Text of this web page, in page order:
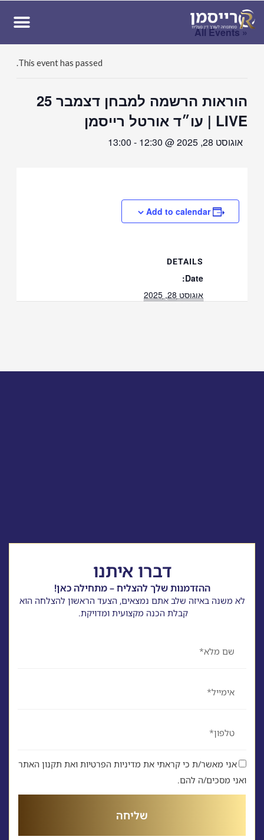
This event has passed.
הוראות הרשמה למבחן דצמבר 25
LIVE | עו״ד אורטל רייסמן
אוגוסט 28, 2025 @ 12:30 -
13:00
Add to calendar
DETAILS
Date:
אוגוסט 28, 2025
אסטרטגיה,קורס ההכנה לבחינת הלשכה
דברו איתנו
ההזדמנות שלך להצליח – מתחילה כאן!
לא משנה באיזה שלב אתם נמצאים, הצעד הראשון להצלחה הוא
קבלת הכנה מקצועית ומדויקת.
אני מאשר/ת כי קראתי את מדיניות הפרטיות ואת תקנון האתר
ואני מסכים/ה להם.
שליחה